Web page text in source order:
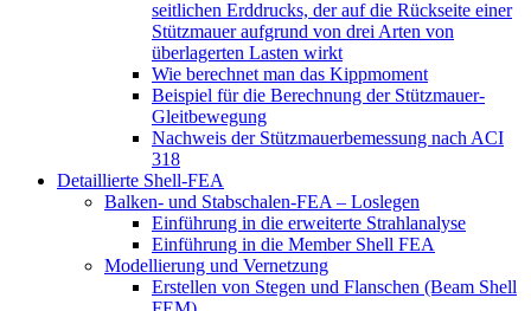
seitlichen Erddrucks, der auf die Rückseite einer
Stützmauer aufgrund von drei Arten von
überlagerten Lasten wirkt
Wie berechnet man das Kippmoment
Beispiel für die Berechnung der Stützmauer-
Gleitbewegung
Nachweis der Stützmauerbemessung nach ACI
318
Detaillierte Shell-FEA
Balken- und Stabschalen-FEA – Loslegen
Einführung in die erweiterte Strahlanalyse
Einführung in die Member Shell FEA
Modellierung und Vernetzung
Erstellen von Stegen und Flanschen (Beam Shell